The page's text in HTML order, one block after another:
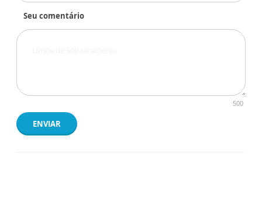
Seu comentário
500
ENVIAR